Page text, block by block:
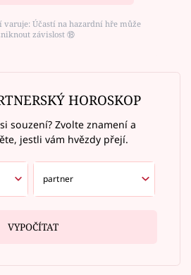
Účastí na hazardní hře může
závislost ⑱
HOROSKOP
si souzení? Zvolte znamení a
jestli vám hvězdy přejí.
VYPOČÍTAT